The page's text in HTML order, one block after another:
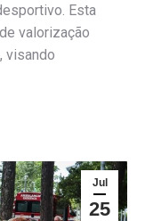
Esta
valorização
visando
Jul
25